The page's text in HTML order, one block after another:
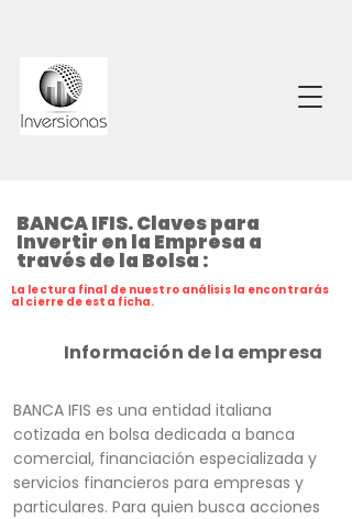
BANCA IFIS. Claves para
Invertir en la Empresa a
través de la Bolsa :
La lectura final de nuestro análisis la encontrarás
al cierre de esta ficha.
Información de la empresa
BANCA IFIS es una entidad italiana
cotizada en bolsa dedicada a banca
comercial, financiación especializada y
servicios financieros para empresas y
particulares. Para quien busca acciones